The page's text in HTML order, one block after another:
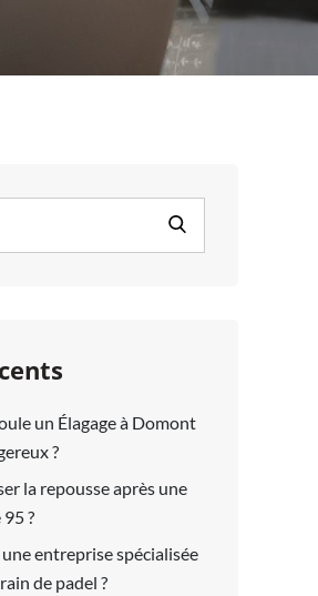
un Élagage à Domont
?
la repousse après une
?
entreprise spécialisée
de padel ?